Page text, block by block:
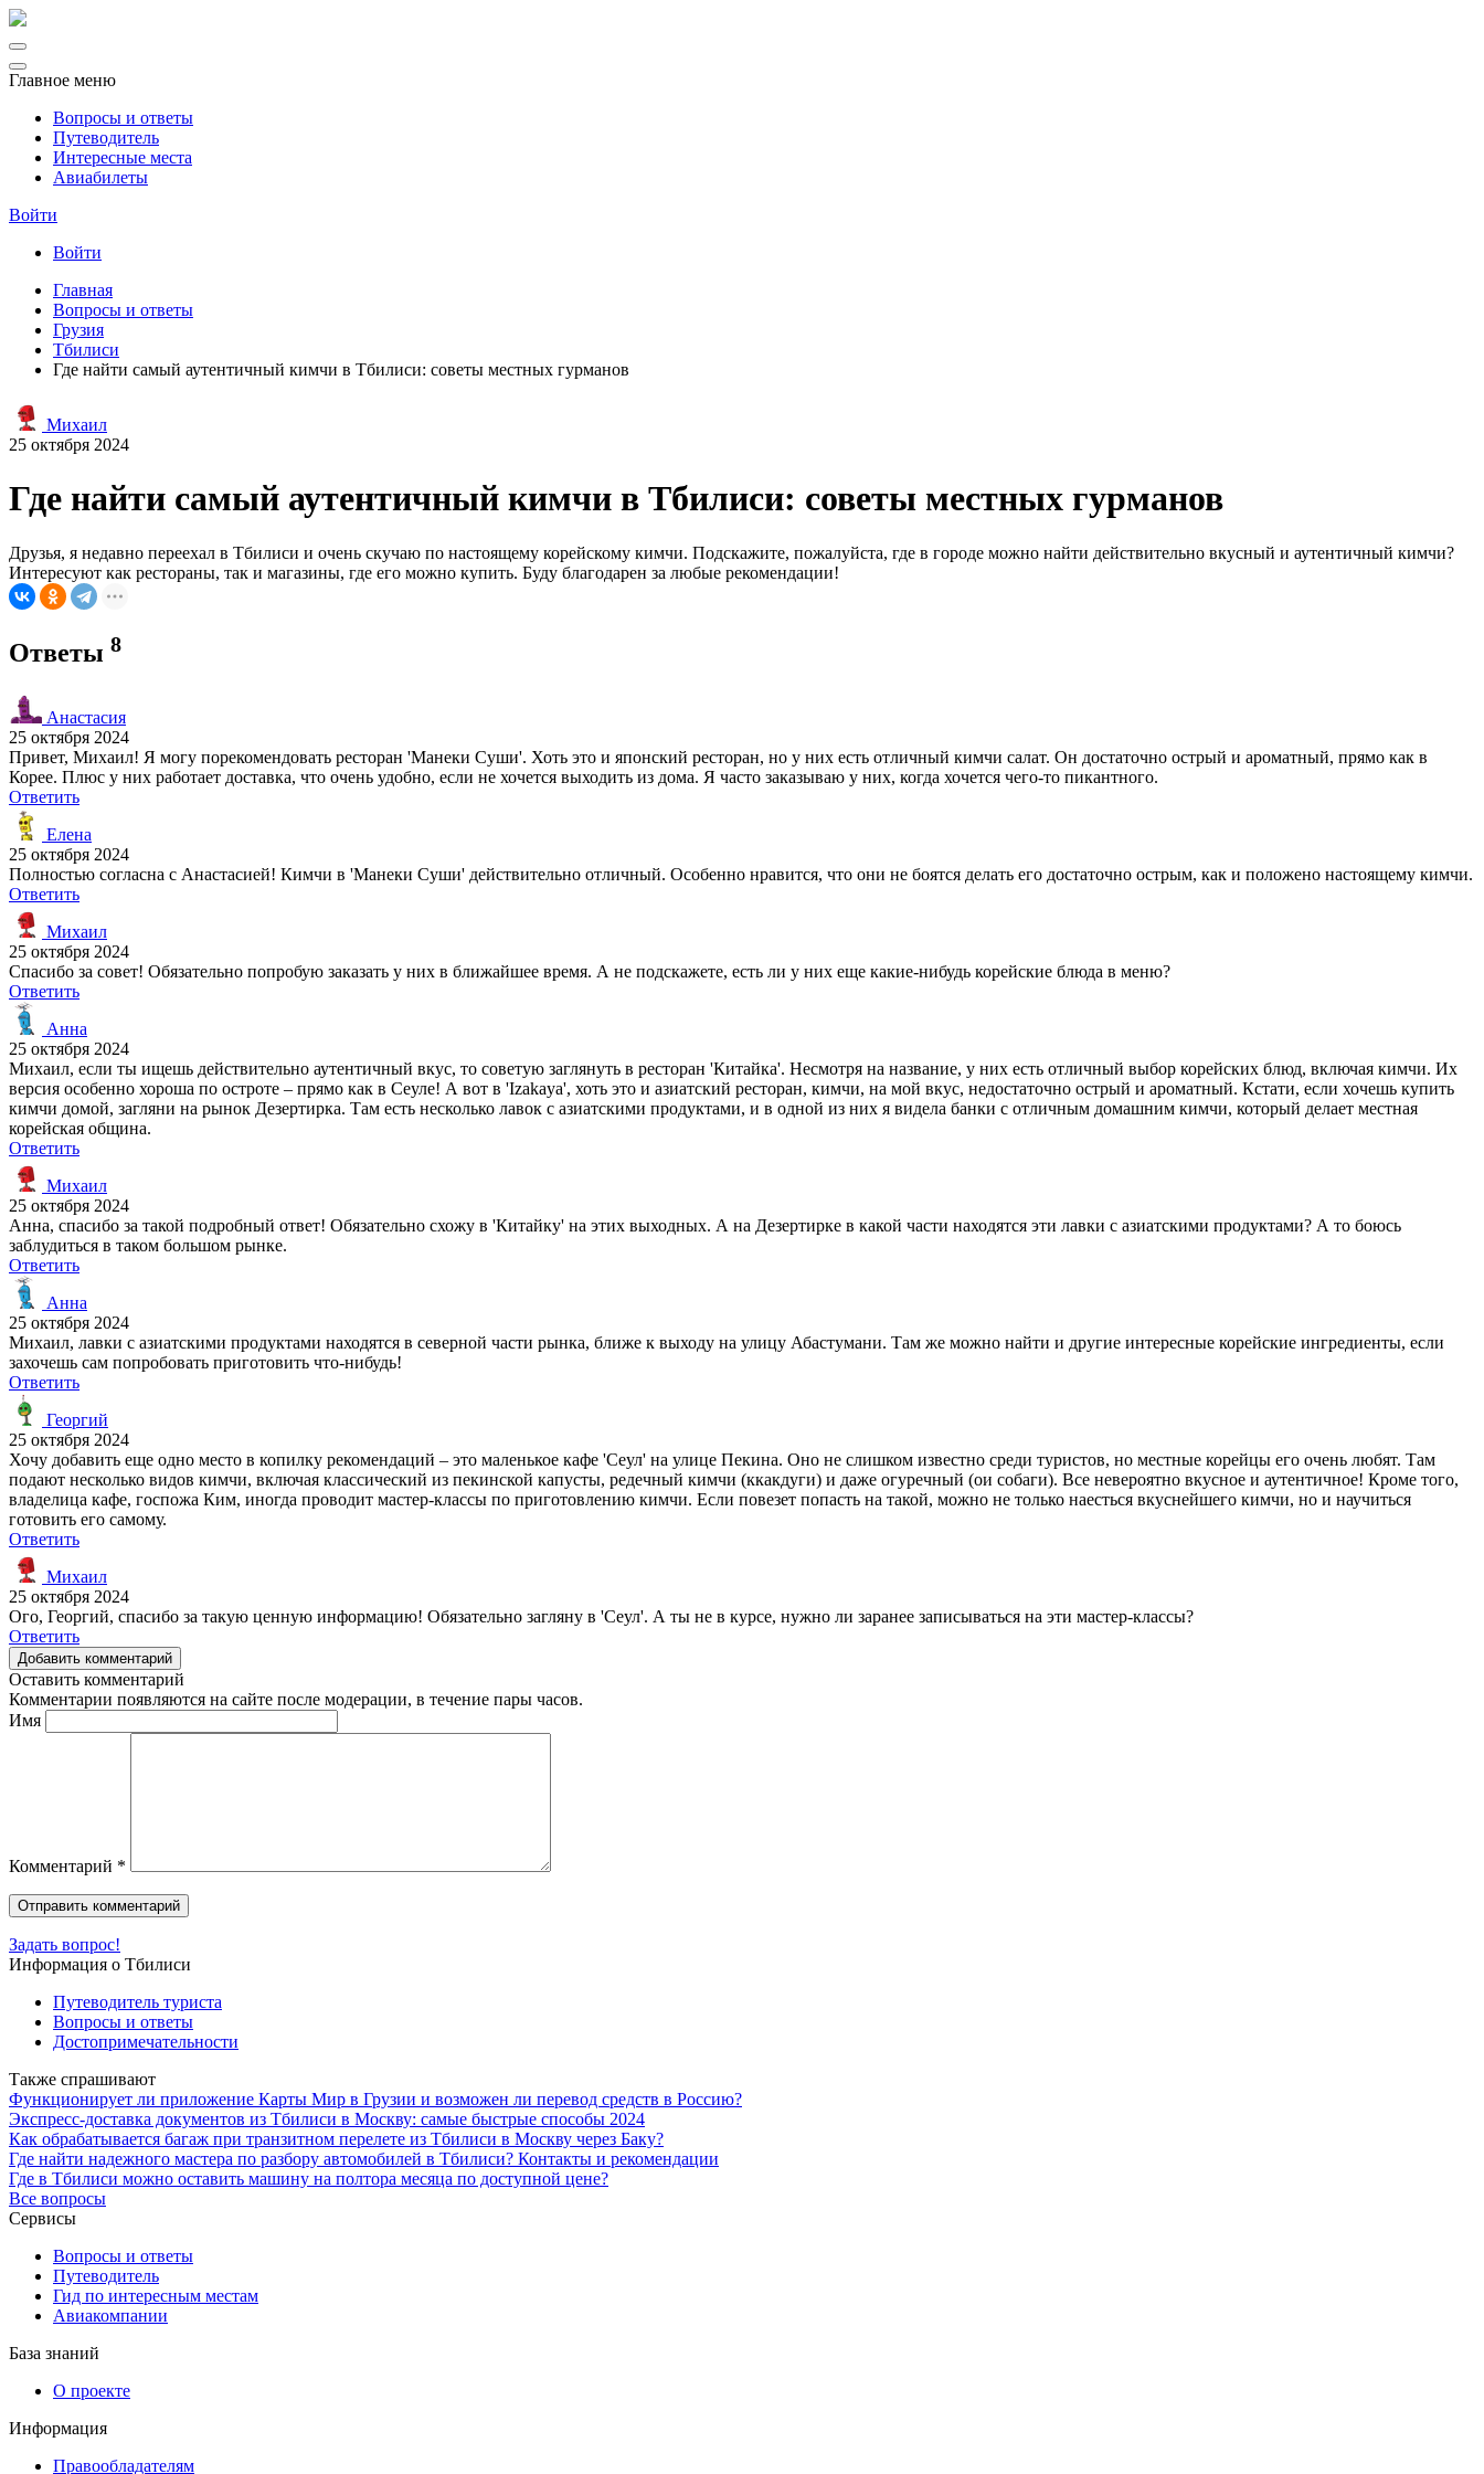
Главное меню
Вопросы и ответы
Путеводитель
Интересные места
Авиабилеты
Войти
Войти
Главная
Вопросы и ответы
Грузия
Тбилиси
Где найти самый аутентичный кимчи в Тбилиси: советы местных гурманов
Михаил
25 октября 2024
Где найти самый аутентичный кимчи в Тбилиси: советы местных гурманов
Друзья, я недавно переехал в Тбилиси и очень скучаю по настоящему корейскому кимчи. Подскажите, пожалуйста, где в городе можно найти действительно вкусный и аутентичный кимчи?
Интересуют как рестораны, так и магазины, где его можно купить. Буду благодарен за любые рекомендации!
Ответы 8
Анастасия
25 октября 2024
Привет, Михаил! Я могу порекомендовать ресторан 'Манеки Суши'. Хоть это и японский ресторан, но у них есть отличный кимчи салат. Он достаточно острый и ароматный, прямо как в
Корее. Плюс у них работает доставка, что очень удобно, если не хочется выходить из дома. Я часто заказываю у них, когда хочется чего-то пикантного.
Ответить
Елена
25 октября 2024
Полностью согласна с Анастасией! Кимчи в 'Манеки Суши' действительно отличный. Особенно нравится, что они не боятся делать его достаточно острым, как и положено настоящему кимчи.
Ответить
Михаил
25 октября 2024
Спасибо за совет! Обязательно попробую заказать у них в ближайшее время. А не подскажете, есть ли у них еще какие-нибудь корейские блюда в меню?
Ответить
Анна
25 октября 2024
Михаил, если ты ищешь действительно аутентичный вкус, то советую заглянуть в ресторан 'Китайка'. Несмотря на название, у них есть отличный выбор корейских блюд, включая кимчи. Их
версия особенно хороша по остроте – прямо как в Сеуле! А вот в 'Izakaya', хоть это и азиатский ресторан, кимчи, на мой вкус, недостаточно острый и ароматный. Кстати, если хочешь купить
кимчи домой, загляни на рынок Дезертирка. Там есть несколько лавок с азиатскими продуктами, и в одной из них я видела банки с отличным домашним кимчи, который делает местная
корейская община.
Ответить
Михаил
25 октября 2024
Анна, спасибо за такой подробный ответ! Обязательно схожу в 'Китайку' на этих выходных. А на Дезертирке в какой части находятся эти лавки с азиатскими продуктами? А то боюсь
заблудиться в таком большом рынке.
Ответить
Анна
25 октября 2024
Михаил, лавки с азиатскими продуктами находятся в северной части рынка, ближе к выходу на улицу Абастумани. Там же можно найти и другие интересные корейские ингредиенты, если
захочешь сам попробовать приготовить что-нибудь!
Ответить
Георгий
25 октября 2024
Хочу добавить еще одно место в копилку рекомендаций – это маленькое кафе 'Сеул' на улице Пекина. Оно не слишком известно среди туристов, но местные корейцы его очень любят. Там
подают несколько видов кимчи, включая классический из пекинской капусты, редечный кимчи (ккакдуги) и даже огуречный (ои собаги). Все невероятно вкусное и аутентичное! Кроме того,
владелица кафе, госпожа Ким, иногда проводит мастер-классы по приготовлению кимчи. Если повезет попасть на такой, можно не только наесться вкуснейшего кимчи, но и научиться
готовить его самому.
Ответить
Михаил
25 октября 2024
Ого, Георгий, спасибо за такую ценную информацию! Обязательно загляну в 'Сеул'. А ты не в курсе, нужно ли заранее записываться на эти мастер-классы?
Ответить
Добавить комментарий
Оставить комментарий
Комментарии появляются на сайте после модерации, в течение пары часов.
Имя
Комментарий *
Задать вопрос!
Информация о Тбилиси
Путеводитель туриста
Вопросы и ответы
Достопримечательности
Также спрашивают
Функционирует ли приложение Карты Мир в Грузии и возможен ли перевод средств в Россию?
Экспресс-доставка документов из Тбилиси в Москву: самые быстрые способы 2024
Как обрабатывается багаж при транзитном перелете из Тбилиси в Москву через Баку?
Где найти надежного мастера по разбору автомобилей в Тбилиси? Контакты и рекомендации
Где в Тбилиси можно оставить машину на полтора месяца по доступной цене?
Все вопросы
Сервисы
Вопросы и ответы
Путеводитель
Гид по интересным местам
Авиакомпании
База знаний
О проекте
Информация
Правообладателям